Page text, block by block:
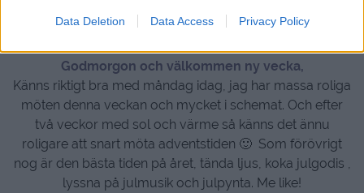
Data Deletion Data Access Privacy Policy
kycklinggratäng
Godmorgon och välkommen ny vecka,
Känns riktigt bra med måndag idag, jag har massa roliga
möten denna veckan och mycket i schemat. Och efter
två veckor med sol och värme så känns det ännu
roligare att snart möta adventstiden 🙂 Som förövrigt
nog är den bästa tiden på året, tända ljus, koka julgodis ,
lyssna på julmusik och julpynta. Me like!